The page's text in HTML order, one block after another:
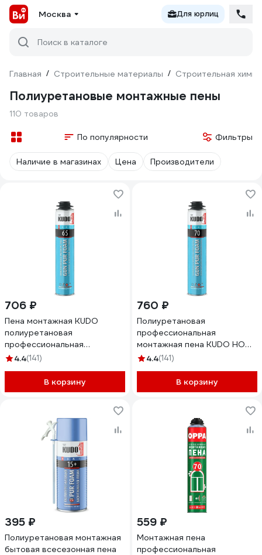
Москва Для юрлиц
Поиск в каталоге
Главная / Строительные материалы / Строительная химия
Полиуретановые монтажные пены
110 товаров
По популярности Фильтры
Наличие в магазинах Цена Производители
706 ₽
Пена монтажная KUDO
полиуретановая
профессиональная
всесезонная HOME 65 1000
4.4(141)
В корзину
760 ₽
Полиуретановая
профессиональная
монтажная пена KUDO НОМЕ
70 (всесезонная; 1000 мл)
4.4(141)
В корзину
395 ₽
Полиуретановая монтажная
бытовая всесезонная пена
559 ₽
Монтажная пена
профессиональная